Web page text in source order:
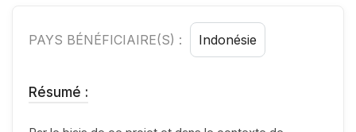
PAYS BÉNÉFICIAIRE(S) : Indonésie
Résumé :